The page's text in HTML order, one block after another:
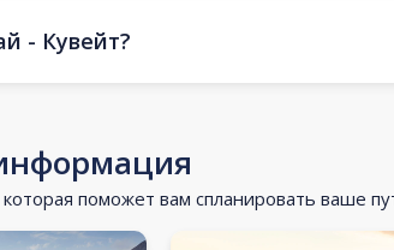
- Кувейт?
поможет вам спланировать ваше